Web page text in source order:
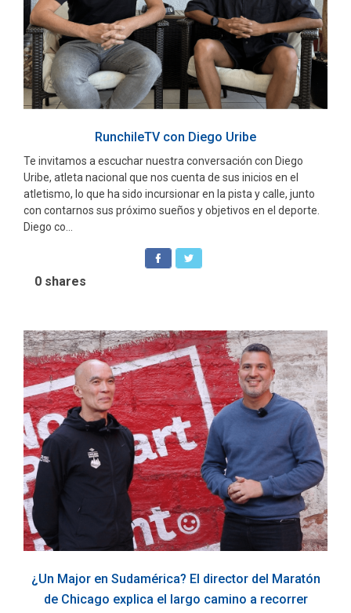
RunchileTV con Diego Uribe
Te invitamos a escuchar nuestra conversación con Diego
Uribe, atleta nacional que nos cuenta de sus inicios en el
atletismo, lo que ha sido incursionar en la pista y calle, junto
con contarnos sus próximo sueños y objetivos en el deporte.
Diego co...
0 shares
¿Un Major en Sudamérica? El director del Maratón
de Chicago explica el largo camino a recorrer